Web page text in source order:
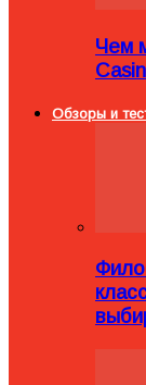
Чем
Обзоры и